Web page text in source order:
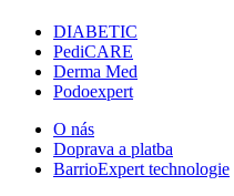
DIABETIC
PediCARE
Derma Med
Podoexpert
O nás
Doprava a platba
BarrioExpert technologie